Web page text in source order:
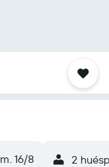
16/8 2